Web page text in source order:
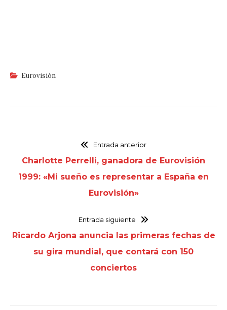
Eurovisión
Entrada anterior
Charlotte Perrelli, ganadora de Eurovisión
1999: «Mi sueño es representar a España en
Eurovisión»
Entrada siguiente
Ricardo Arjona anuncia las primeras fechas de
su gira mundial, que contará con 150
conciertos